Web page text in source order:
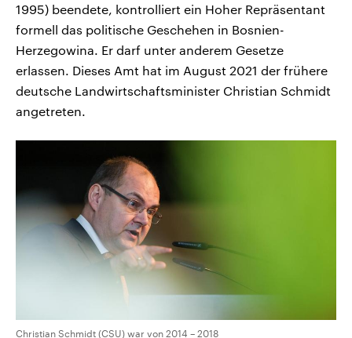
1995) beendete, kontrolliert ein Hoher Repräsentant
formell das politische Geschehen in Bosnien-
Herzegowina. Er darf unter anderem Gesetze
erlassen. Dieses Amt hat im August 2021 der frühere
deutsche Landwirtschaftsminister Christian Schmidt
angetreten.
Christian Schmidt (CSU) war von 2014 – 2018